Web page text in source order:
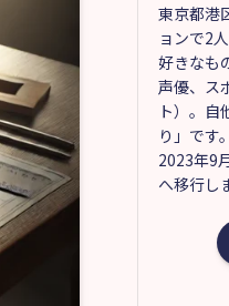
東京都港
ョンで2
好きなも
声優、ス
ト）。自
り」です。
2023年9
へ移行し